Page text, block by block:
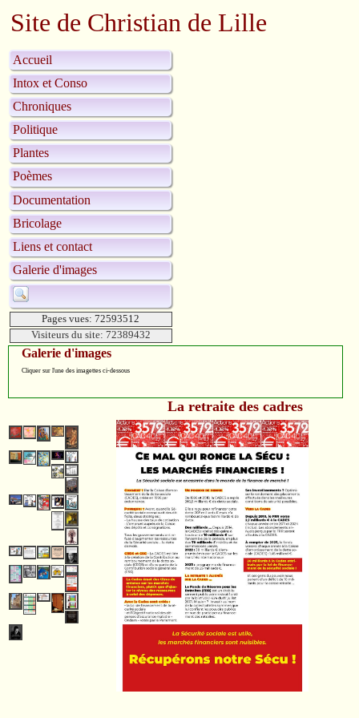
Site de Christian de Lille
Accueil
Intox et Conso
Chroniques
Politique
Plantes
Poèmes
Documentation
Bricolage
Liens et contact
Galerie d'images
Pages vues: 72593512
Visiteurs du site: 72389432
Galerie d'images
Cliquer sur l'une des imagettes ci-dessous
La retraite des cadres